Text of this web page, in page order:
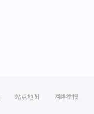
站点地图 网络举报